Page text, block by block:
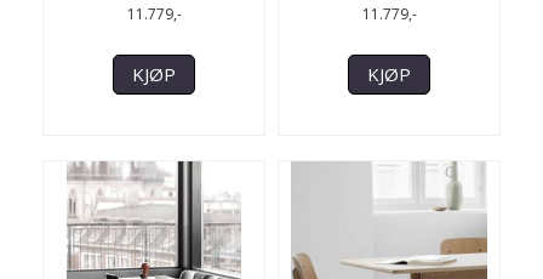
11.779,-
KJØP
11.779,-
KJØP